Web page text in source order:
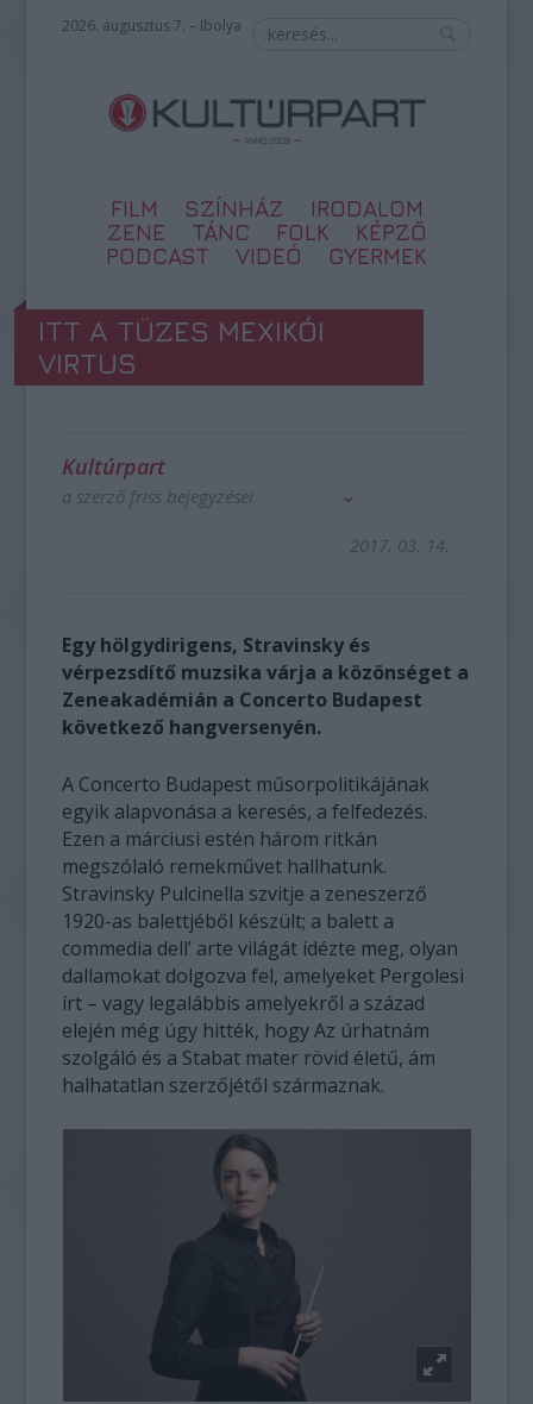
2026. augusztus 7. – Ibolya
FILM SZÍNHÁZ
IRODALOM
ZENE
TÁNC FOLK
KÉPZŐ
PODCAST
VIDEÓ GYERMEK
ITT A TÜZES MEXIKÓI
VIRTUS
Kultúrpart
a szerző friss bejegyzései
2017. 03. 14.
Egy hölgydirigens, Stravinsky és
vérpezsdítő muzsika várja a közönséget a
Zeneakadémián a Concerto Budapest
következő hangversenyén.
A Concerto Budapest műsorpolitikájának
egyik alapvonása a keresés, a felfedezés.
Ezen a márciusi estén három ritkán
megszólaló remekművet hallhatunk.
Stravinsky Pulcinella szvitje a zeneszerző
1920-as balettjéből készült; a balett a
commedia dell’ arte világát idézte meg, olyan
dallamokat dolgozva fel, amelyeket Pergolesi
írt – vagy legalábbis amelyekről a század
elején még úgy hitték, hogy Az úrhatnám
szolgáló és a Stabat mater rövid életű, ám
halhatatlan szerzőjétől származnak.